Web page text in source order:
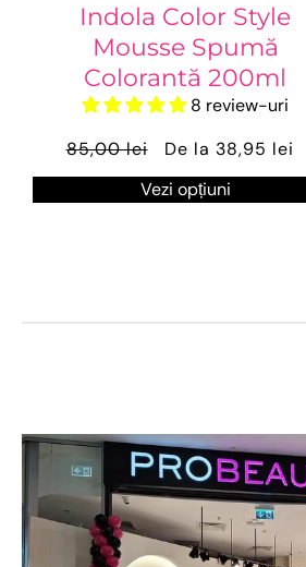
Indola Color Style
Mousse Spumă
Colorantă 200ml
8 review-uri
85,00 lei
De la 38,95 lei
Vezi opțiuni